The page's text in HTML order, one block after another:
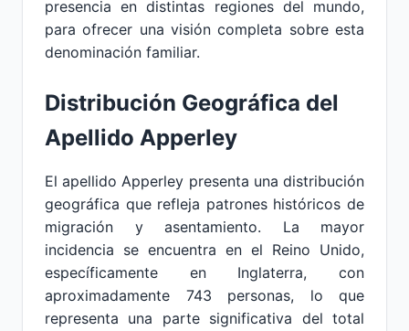
presencia en distintas regiones del mundo,
para ofrecer una visión completa sobre esta
denominación familiar.
Distribución Geográfica del
Apellido Apperley
El apellido Apperley presenta una distribución
geográfica que refleja patrones históricos de
migración y asentamiento. La mayor
incidencia se encuentra en el Reino Unido,
específicamente en Inglaterra, con
aproximadamente 743 personas, lo que
representa una parte significativa del total